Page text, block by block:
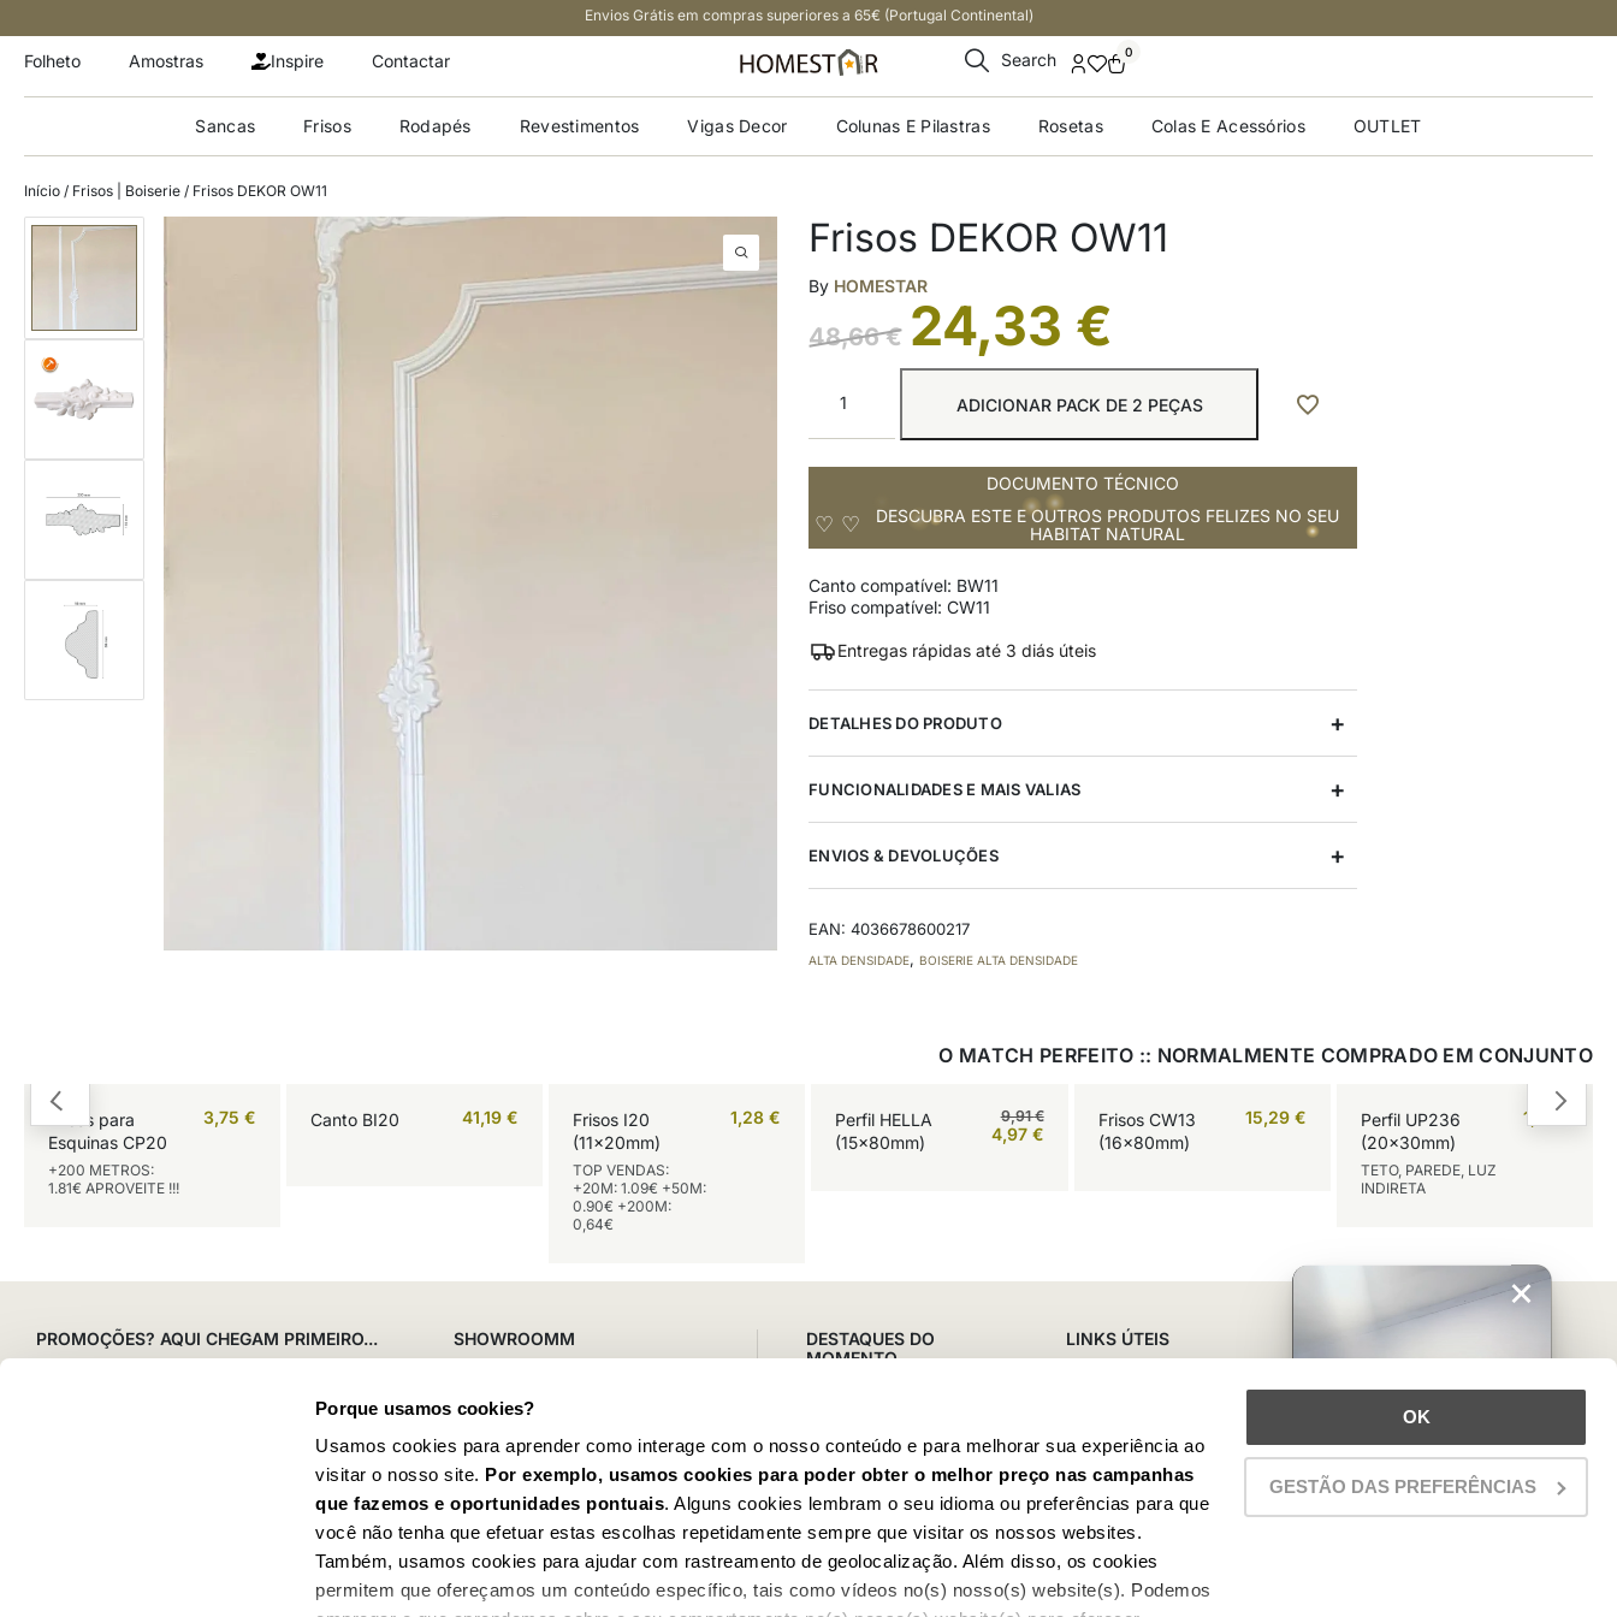
Porque usamos cookies?
Usamos cookies para aprender como interage com o nosso conteúdo e para melhorar sua experiência ao
visitar o nosso site. Por exemplo, usamos cookies para poder obter o melhor preço nas campanhas
que fazemos e oportunidades pontuais. Alguns cookies lembram o seu idioma ou preferências para que
você não tenha que efetuar estas escolhas repetidamente sempre que visitar os nossos websites.
Também, usamos cookies para ajudar com rastreamento de geolocalização. Além disso, os cookies
permitem que ofereçamos um conteúdo específico, tais como vídeos no(s) nosso(s) website(s). Podemos
OK
GESTÃO DAS PREFERÊNCIAS
Envios Grátis em compras superiores a 65€ (Portugal Continental)
Folheto Amostras Inspire Contactar Search 0
Sancas Frisos Rodapés Revestimentos Vigas Decor Colunas E Pilastras Rosetas Colas E Acessórios OUTLET
Início / Frisos | Boiserie / Frisos DEKOR OW11
Frisos DEKOR OW11
By HOMESTAR
48,66€ 24,33 €
ADICIONAR PACK DE 2 PEÇAS
DOCUMENTO TÉCNICO
DESCUBRA ESTE E OUTROS PRODUTOS FELIZES NO SEU
HABITAT NATURAL
Canto compatível: BW11
Friso compatível: CW11
Entregas rápidas até 3 diás úteis
DETALHES DO PRODUTO
FUNCIONALIDADES E MAIS VALIAS
ENVIOS & DEVOLUÇÕES
Envio e Devoluções
EAN: 4036678600217
ALTA DENSIDADE, BOISERIE ALTA DENSIDADE
O MATCH PERFEITO :: NORMALMENTE COMPRADO EM CONJUNTO
Frisos para
Esquinas CP20
+200 METROS:
1.81€ APROVEITE !!!
3,75€ Canto BI20 41,19€
Frisos I20
(11x20mm)
TOP VENDAS:
+20M: 1.09€ +50M:
0.90€ +200M:
0,64€
1,28€
Perfil HELLA
(15x80mm)
9,91€
4,97 €
Frisos CW13
(16x80mm)
15,29 €
Perfil UP236
(20x30mm)
TETO, PAREDE, LUZ
INDIRETA
1,16€
PROMOÇÕES? AQUI CHEGAM PRIMEIRO...
ENVIAR
SHOWROOMM
Lago
Estrada de Pintéus | 2660 – 194
Santo Antão e São Julião do
Tojal
38.861907 | W -9.15017
Segunda a Sexta: 09-13h e das
14-18h
DESTAQUES DO
MOMENTO
completas
Revestimentos In/Out
Vigas Decorativas
Acessórios e Colas
LINKS ÚTEIS
Formas de Pagamento
Definições de Cookies
FACEBOOK
YOUTUBE
LINKEDIN
×